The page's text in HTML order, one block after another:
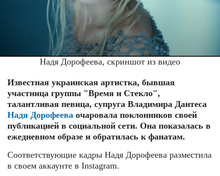
Надя Дорофеева, скриншот из видео
Известная украинская артистка, бывшая
участница группы "Время и Стекло",
талантливая певица, супруга Владимира Дантеса
Надя Дорофеева очаровала поклонников своей
публикацией в социальной сети. Она показалась в
ежедневном образе и обратилась к фанатам.
Соответствующие кадры Надя Дорофеева разместила
в своем аккаунте в Instagram.